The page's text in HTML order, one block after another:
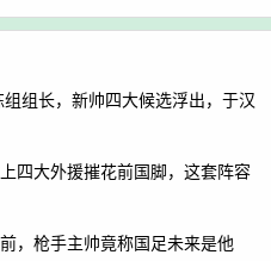
组长，新帅四大候选浮出，于汉
四大外援摧花前国脚，这套阵容
，枪手主帅竟称国足未来是他